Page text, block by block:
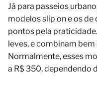
Já para passeios
modelos slip on e os
pontos pela
leves, e combinam
Normalmente, esses
a R$ 350, dependendo